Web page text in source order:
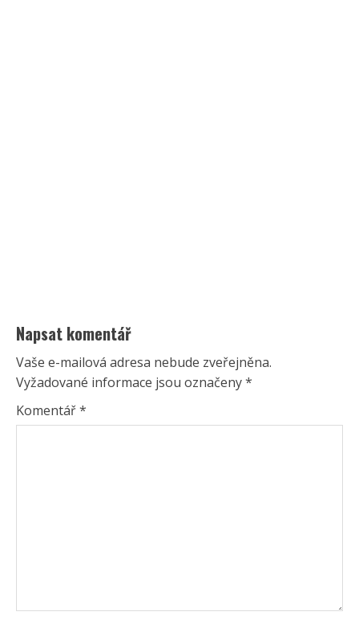
Napsat komentář
Vaše e-mailová adresa nebude zveřejněna.
Vyžadované informace jsou označeny*
Komentář*